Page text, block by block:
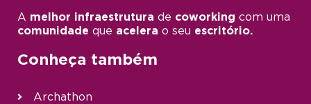
A melhor infraestrutura de coworking com uma
comunidade que acelera o seu escritório.
Conheça também
Archathon